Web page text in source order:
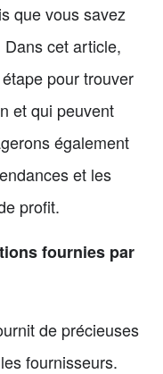
que vous savez
cet article,
pour trouver
et qui peuvent
également
et les
profit.
fournies par
de précieuses
fournisseurs.